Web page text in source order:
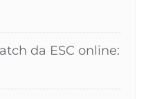
da ESC online: